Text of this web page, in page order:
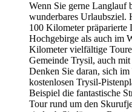
Wenn Sie gerne Langlauf
wunderbares Urlaubsziel.
100 Kilometer
Hochgebirge als auch im
Kilometer vielfältige
Gemeinde Trysil, auch
Denken Sie daran, sich
kostenlosen Trysil-
Beispiel die fantastische
Tour rund um den